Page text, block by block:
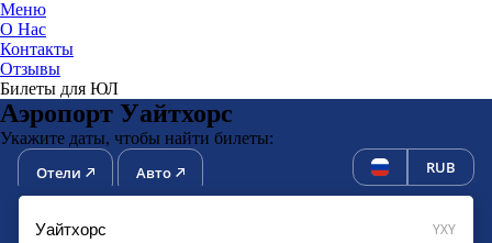
Меню
О Нас
Контакты
Отзывы
Билеты для ЮЛ
Аэропорт Уайтхорс
Укажите даты, чтобы найти билеты:
Отели Авто RUB
YXY